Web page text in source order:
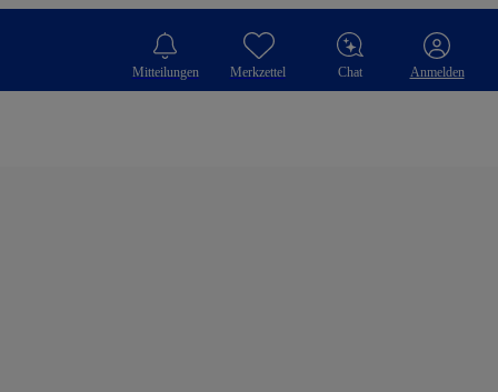
Mitteilungen Merkzettel Chat Anmelden